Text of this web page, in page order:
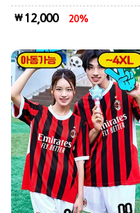
12,000 20